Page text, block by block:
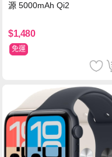
源 5000mAh Qi2
$1,480
免運